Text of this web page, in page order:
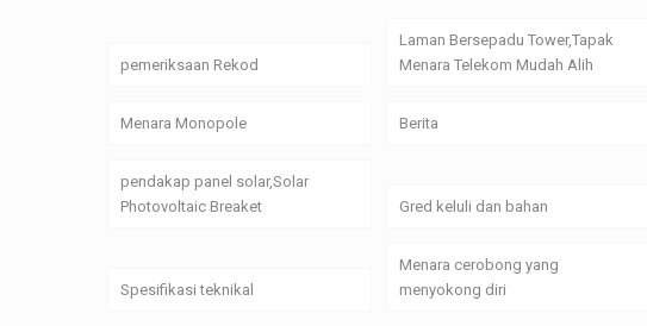
pemeriksaan Rekod
Laman Bersepadu Tower,Tapak
Menara Telekom Mudah Alih
Menara Monopole Berita
pendakap panel solar,Solar
Photovoltaic Breaket
Gred keluli dan bahan
Spesifikasi teknikal
Menara cerobong yang
menyokong diri